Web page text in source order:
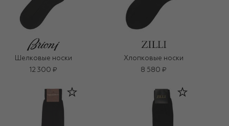
Шелковые носки
12 300 ₽
Хлопковые носки
8 580 ₽